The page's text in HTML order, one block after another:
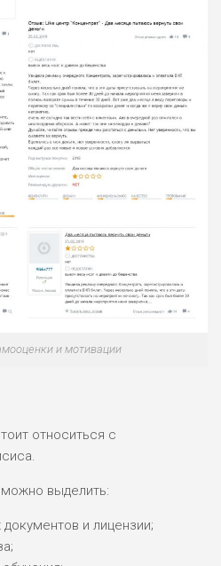
и мотивации
относиться с
выделить:
и лицензии;